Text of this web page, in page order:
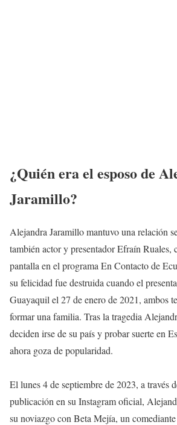
¿Quién era el esposo de
Jaramillo?
Alejandra Jaramillo mantuvo una relación
también actor y presentador Efraín Ruales,
pantalla en el programa En Contacto de
su felicidad fue destruida cuando el
Guayaquil el 27 de enero de 2021, ambos
formar una familia. Tras la tragedia
deciden irse de su país y probar suerte en
ahora goza de popularidad.
El lunes 4 de septiembre de 2023, a través
publicación en su Instagram oficial,
su noviazgo con Beta Mejía, un